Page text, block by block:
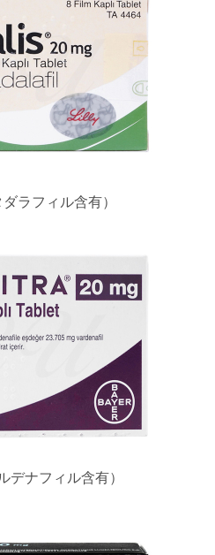
ラフィル含有）
デナフィル含有）